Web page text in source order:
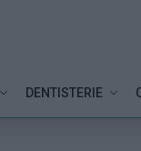
DENTISTERIE